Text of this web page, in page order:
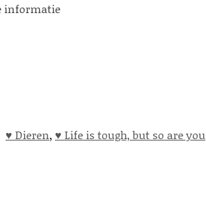
informatie
♥︎ Dieren, ♥︎ Life is tough, but so are you